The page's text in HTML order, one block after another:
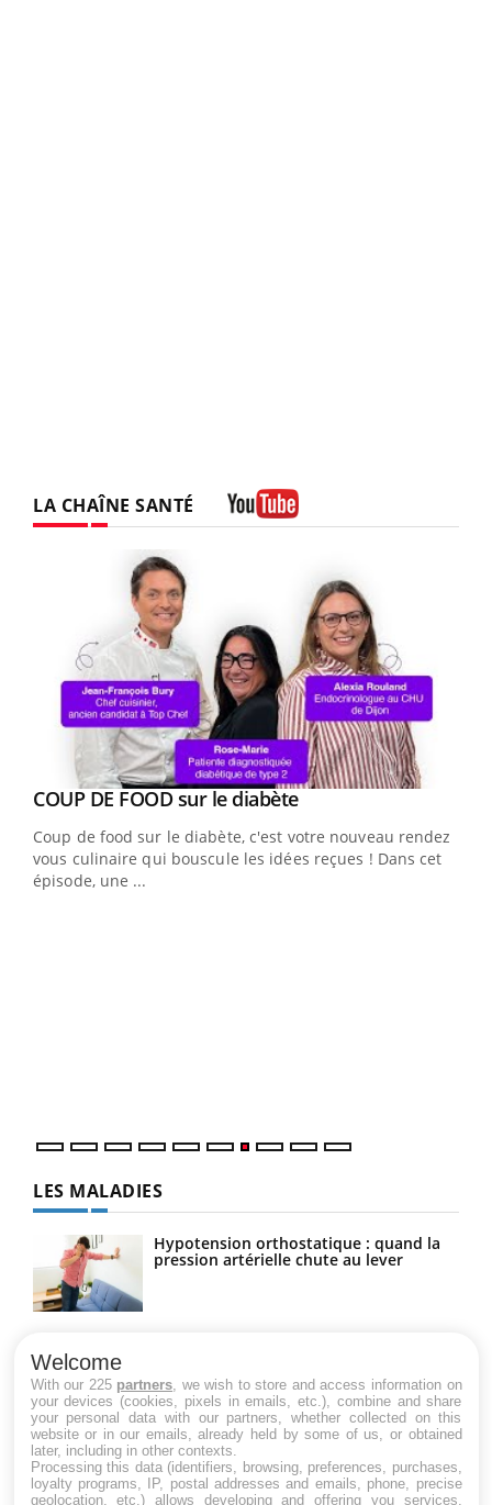
LA CHAÎNE SANTÉ
Youtube
COUP DE FOOD sur le diabèteYoutube
Coup de food sur le diabète, c'est votre nouveau rendez-
vous culinaire qui bouscule les idées reçues ! Dans cet
épisode, une ...
LES MALADIES
Hypotension orthostatique : quand la
pression artérielle chute au lever
Maladie de Charcot (Sclérose latérale
amyotrophique)
Welcome
With our 225 partners , we wish to store and access information on
your devices (cookies, pixels in emails, etc.), combine and share
your personal data with our partners, whether collected on this
website or in our emails, already held by some of us, or obtained
later, including in other contexts.
Processing this data (identifiers, browsing, preferences, purchases,
loyalty programs, IP, postal addresses and emails, phone, precise
geolocation, etc.) allows developing and offering you services,